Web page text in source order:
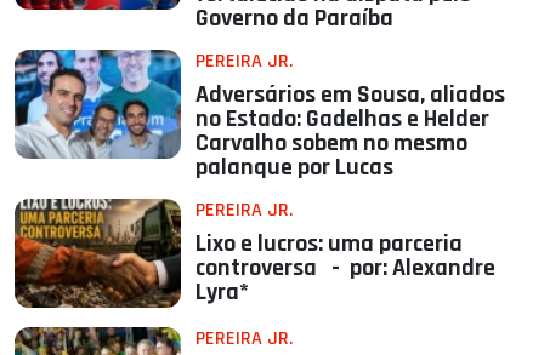
Governo da Paraíba
PEREIRA JR.
Adversários em Sousa, aliados
no Estado: Gadelhas e Helder
Carvalho sobem no mesmo
palanque por Lucas
PEREIRA JR.
Lixo e lucros: uma parceria
controversa - por: Alexandre
Lyra*
PEREIRA JR.